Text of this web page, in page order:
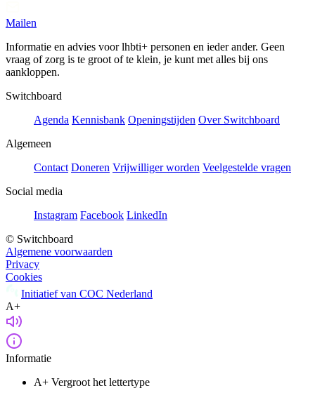
Mailen
Informatie en advies voor lhbti+ personen en ieder ander. Geen
vraag of zorg is te groot of te klein, je kunt met alles bij ons
aankloppen.
Switchboard
Agenda Kennisbank Openingstijden Over Switchboard
Algemeen
Contact Doneren Vrijwilliger worden Veelgestelde vragen
Social media
Instagram Facebook LinkedIn
© Switchboard
Algemene voorwaarden
Privacy
Cookies
Initiatief van COC Nederland
A+
Informatie
A+ Vergroot het lettertype